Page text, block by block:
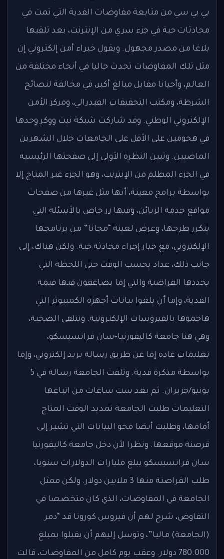
بي بي سي من متابعة مفاوضات الفدية التي تمت في
محادثات حية في جزء سري من الإنترنت، بعد تلقيها
بلاغا من مصدر مجهول. ويقول خبراء أمن إلكتروني إن
مثل تلك المفاوضات تحدث حاليا في أنحاء مختلفة من
العالم، وأحيانا مقابل مبالغ أكبر، في مخالفة لنصائح
الشرطة، ومكتب التحقيقات الفيدرالي، ومركز الأمن
الإلكتروني الوطني. وقد شاركت شبكة نيت ووكر وحدها
في هجومين على الأقل على الجامعات خلال الشهرين
الماضيين. وتبين النظرة الأولى إلى صفحتها الرئيسية
في الجزء المظلم من الإنترنت، وهو الجزء غير المتاح إلا
بواسطة برامج معينة، أنها مثل غيرها من صفحات
مواقع خدمة الزبائن، وفيها زر خاص بالأسئلة التي
يتكرر طرحها، وعرض لعينة “مجانا” من برنامجها
الإلكتروني، مع خيار إجراء محادثة حية. ولكن هناك، إلى
جانب ذلك، عداد يحسب الوقت حتى اللحظة التي
يحددها القراصنة والتي إما يضاعفون فيها قيمة
الفدية، وإما أن يلغوا بيانات أجهزة الكمبيوتر التي
هاجموها بالفيروسات الإلكترونية. وتتلقى الضحية،
وهي هنا جامعة كاليفورنيا-سان فرانسيسكو،
تعليمات عادة إما عن طريق رسالة بريد إلكتروني، وإما
بواسطة مذكرة فدية. وتلقت الجامعة رسالة في 5
يونيو/حزيران. ثم بعد ست ساعات من اتباعها
التعليمات طلبت الجامعة تمديد الوقت المتاح
أمامها، وطلبت أيضا محو البيانات التي تشير إلى
قرصنة موقعها. ونظرا لأن دخل جامعة كاليفورنيا
سان فرانسيسكو يبلغ مليارات الدولارات سنويا،
طلب القراصنة منها 3 ملايين دولار. ولكن ممثل
الجامعة في المفاوضات، الذي كان متخصصا في
التفاوض، شرح لهم أن فيروس كورونا قد “دمر
(الجامعة) ماليا”، وتوسل إليهم أن يقبلوا بمبلغ
780.000 دولار. وعقب يوم كامل من المفاوضات، قالت